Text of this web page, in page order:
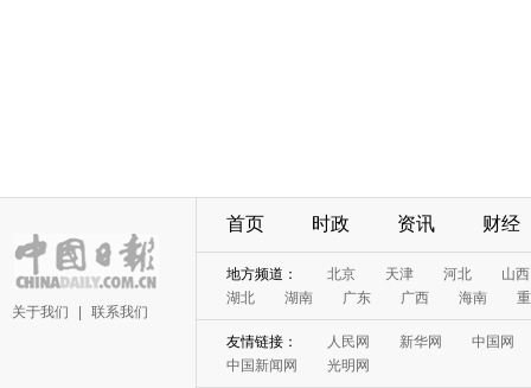
关于我们 联系我们
首页 时政 资讯 财经
地方频道： 北京 天津 河北
山西
湖北
湖南 广东 广西 海南
友情链接： 人民网 新华网
中国网
中国新闻网
光明网